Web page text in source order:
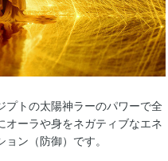
プトの太陽神ラーのパワーで全
ーラや身をネガティブなエネ
ン（防御）です。